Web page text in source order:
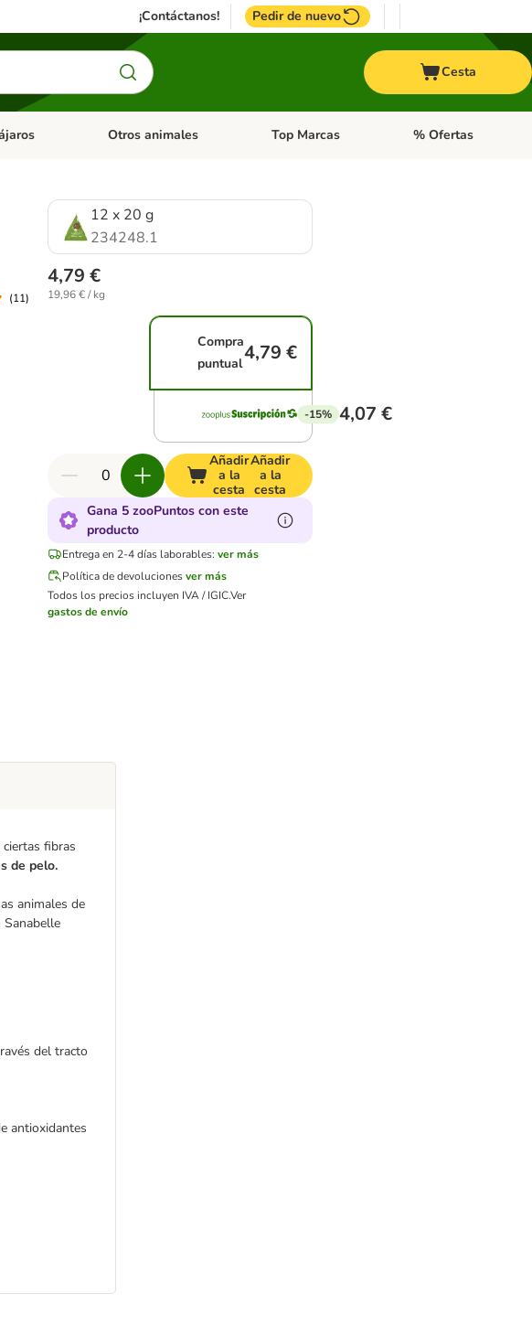
¡Contáctanos! Pedir de nuevo
Cesta
de categoria abierto: Roedores y +
Menú de categoria abierto: Pájaros
Otros animales Menú de categoria abierto: Otros animales
Top Marcas Menú de categoria
% Ofertas
(11)
12 x 20 g
234248.1
4,79 €
19,96 € / kg
Compra
puntual4,79 €
-15% 4,07 €
Añadir
a la
cesta
Añadir
a la
cesta
Gana 5 zooPuntos con este
producto
Entrega en 2-4 días laborables: ver más
Política de devolucionesver más
Todos los precios incluyen IVA / IGIC.Ver
gastos de envío
fibras
de pelo.
animales de
Sanabelle
del tracto
antioxidantes